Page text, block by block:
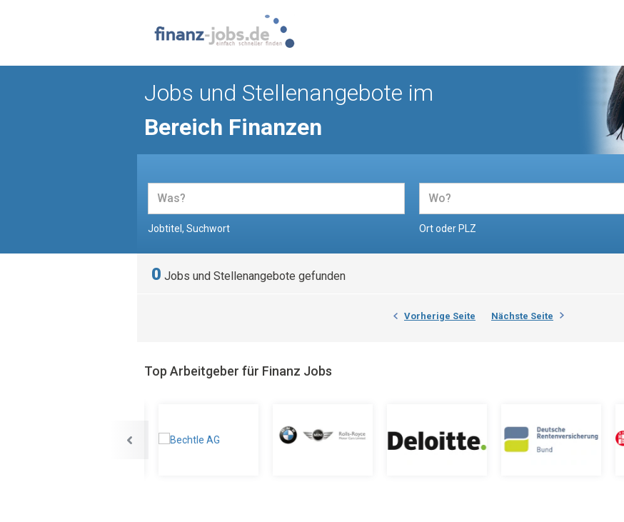
Jobs und Stellenangebote im
Bereich Finanzen
Jobtitel, Suchwort Ort oder PLZ
0 Jobs und Stellenangebote gefunden
Vorherige Seite Nächste Seite
Top Arbeitgeber für Finanz Jobs